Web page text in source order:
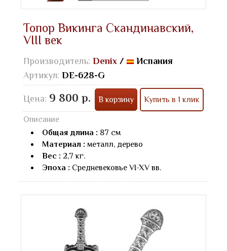
Топор Викинга Скандинавский,
VIII век
Производитель: Denix /
Испания
Артикул: DE-628-G
Цена: 9 800 р. В корзину Купить в 1 клик
Описание
Общая длина : 87 см
Материал : металл, дерево
Вес : 2,7 кг.
Эпоха : Средневековье VI-XV вв.